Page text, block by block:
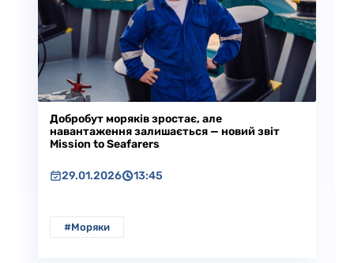
Добробут моряків зростає, але
навантаження залишається — новий звіт
Mission to Seafarers
29.01.2026 13:45
#Моряки